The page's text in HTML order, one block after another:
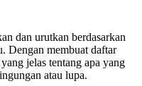
dan urutkan berdasarkan
Dengan membuat daftar
jelas tentang apa yang
atau lupa.